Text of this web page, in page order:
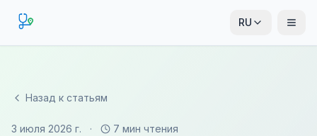
RU
Назад к статьям
3 июля 2026 г. · 7 мин чтения